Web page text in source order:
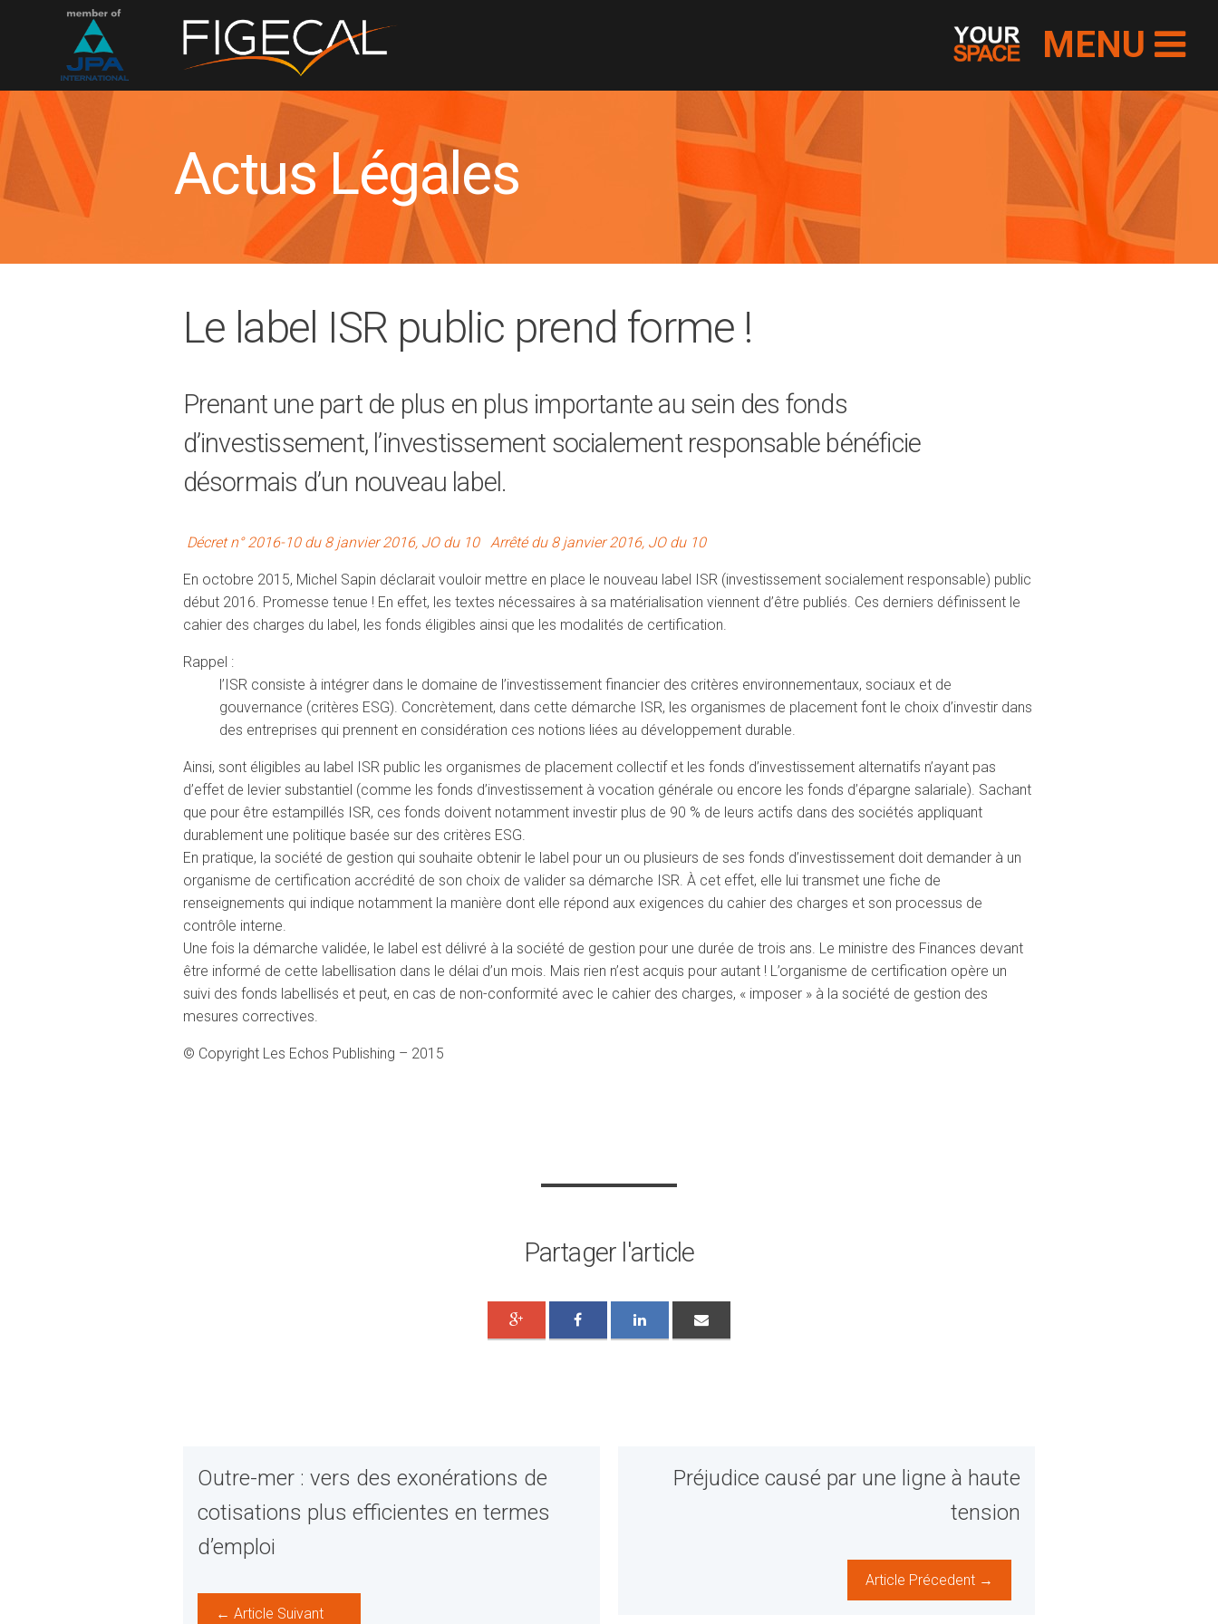
MENU
Actus Légales
Le label ISR public prend forme !
Prenant une part de plus en plus importante au sein des fonds
d’investissement, l’investissement socialement responsable bénéficie
désormais d’un nouveau label.
Décret n° 2016-10 du 8 janvier 2016, JO du 10 Arrêté du 8 janvier 2016, JO du 10
En octobre 2015, Michel Sapin déclarait vouloir mettre en place le nouveau label ISR (investissement socialement responsable) public
début 2016. Promesse tenue ! En effet, les textes nécessaires à sa matérialisation viennent d’être publiés. Ces derniers définissent le
cahier des charges du label, les fonds éligibles ainsi que les modalités de certification.
Rappel :
l’ISR consiste à intégrer dans le domaine de l’investissement financier des critères environnementaux, sociaux et de
gouvernance (critères ESG). Concrètement, dans cette démarche ISR, les organismes de placement font le choix d’investir dans
des entreprises qui prennent en considération ces notions liées au développement durable.
Ainsi, sont éligibles au label ISR public les organismes de placement collectif et les fonds d’investissement alternatifs n’ayant pas
d’effet de levier substantiel (comme les fonds d’investissement à vocation générale ou encore les fonds d’épargne salariale). Sachant
que pour être estampillés ISR, ces fonds doivent notamment investir plus de 90 % de leurs actifs dans des sociétés appliquant
durablement une politique basée sur des critères ESG.
En pratique, la société de gestion qui souhaite obtenir le label pour un ou plusieurs de ses fonds d’investissement doit demander à un
organisme de certification accrédité de son choix de valider sa démarche ISR. À cet effet, elle lui transmet une fiche de
renseignements qui indique notamment la manière dont elle répond aux exigences du cahier des charges et son processus de
contrôle interne.
Une fois la démarche validée, le label est délivré à la société de gestion pour une durée de trois ans. Le ministre des Finances devant
être informé de cette labellisation dans le délai d’un mois. Mais rien n’est acquis pour autant ! L’organisme de certification opère un
suivi des fonds labellisés et peut, en cas de non-conformité avec le cahier des charges, « imposer » à la société de gestion des
mesures correctives.
© Copyright Les Echos Publishing – 2015
Partager l'article
Outre-mer : vers des exonérations de
cotisations plus efficientes en termes
d’emploi
← Article Suivant
Préjudice causé par une ligne à haute
tension
Article Précedent →